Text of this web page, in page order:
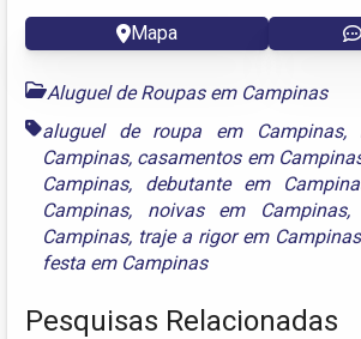
Mapa
Aluguel de Roupas em Campinas
aluguel de roupa em Campinas,
Campinas, casamentos em
Campinas, debutante em
Campinas, noivas em Campinas,
Campinas, traje a rigor em Campinas
festa em Campinas
Pesquisas Relacionadas